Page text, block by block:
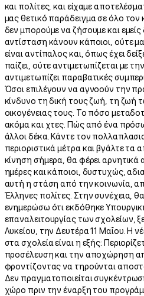
και πολίτες, και είχαμε
μας θετικό παράδειγμα σε όλο τον
δεν μπορούμε να ζήσουμε και
αντίσταση κάνουν κάποιοι, ούτε
είναι αντίπαλος και, όπως έχει
παίζει, ούτε αντιμετωπίζεται με
αντιμετωπίζει παραβατικές
Όσοι επιλέγουν να αγνοούν την
κίνδυνο τη δική τους ζωή, τη ζωή
οικογένειας τους. Το πόσο
ακόμα και χτες. Πώς από ένα
άλλοι δέκα. Κάντε τον
περιοριστικά μέτρα και βγάλτε
κίνηση σήμερα, θα φέρει αρνητικά
ημέρες και κάποιοι, δυστυχώς,
αυτή η στάση από την κοινωνία,
Έλληνες πολίτες. Στην συνέχεια,
ενημερώσω ότι εκδόθηκε
επαναλειτουργίας των σχολείων,
Λυκείου, την Δευτέρα 11 Μαΐου. Η
στα σχολεία είναι η εξής:
προσέλευση και την αποχώρηση
φροντίζοντας να τηρούνται
Δεν πραγματοποιείται
χώρο πριν την έναρξη του